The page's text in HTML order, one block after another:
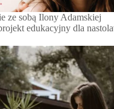
ze sobą Ilony Adamskiej
edukacyjny dla